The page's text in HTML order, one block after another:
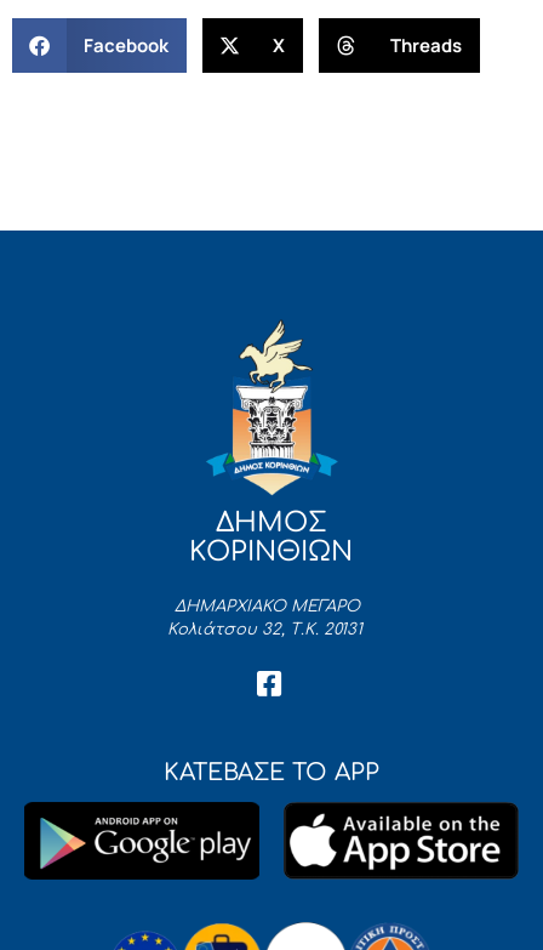
Facebook X Threads
ΔΗΜΟΣ
ΚΟΡΙΝΘΙΩΝ
ΔΗΜΑΡΧΙΑΚΟ ΜΕΓΑΡΟ
Κολιάτσου 32, Τ.Κ. 20131
ΚΑΤΕΒΑΣΕ ΤΟ APP